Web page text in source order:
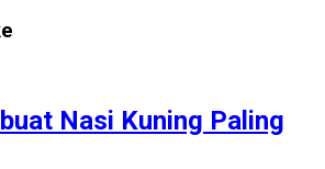
Nasi Kuning Paling